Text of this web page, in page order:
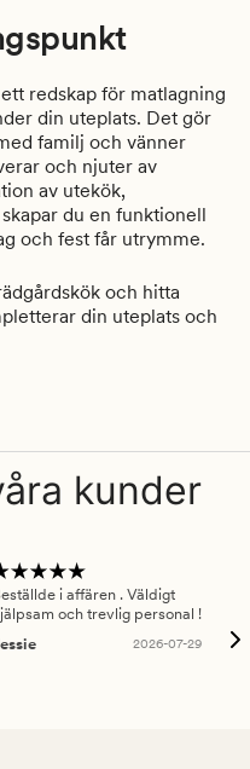
redskap för matlagning
din uteplats. Det gör
familj och vänner
och njuter av
av utekök,
du en funktionell
och fest får utrymme.
och hitta
din uteplats och
kunder
i affären . Väldigt
och trevlig personal !
2026-07-29